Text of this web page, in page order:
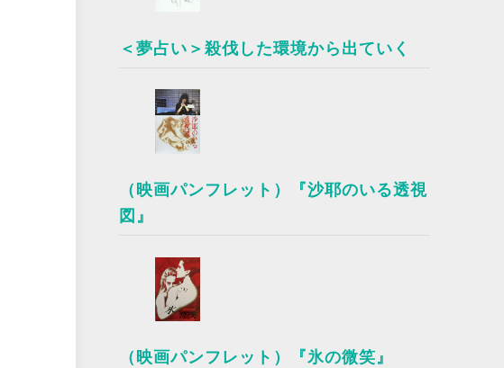
＜夢占い＞殺伐した環境から出ていく
（映画パンフレット）『沙耶のいる透視
図』
（映画パンフレット）『氷の微笑』